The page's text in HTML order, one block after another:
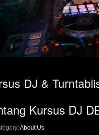
DJ &
Kursus DJ
About Us